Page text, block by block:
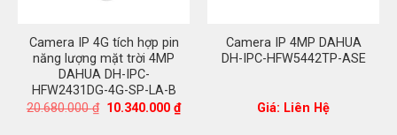
Camera IP 4G tích hợp pin
năng lượng mặt trời 4MP
DAHUA DH-IPC-
HFW2431DG-4G-SP-LA-B
20.680.000₫ Giá
10.340.000₫Giá
hiện
Camera IP 4MP DAHUA
DH-IPC-HFW5442TP-ASE
Giá: Liên Hệ